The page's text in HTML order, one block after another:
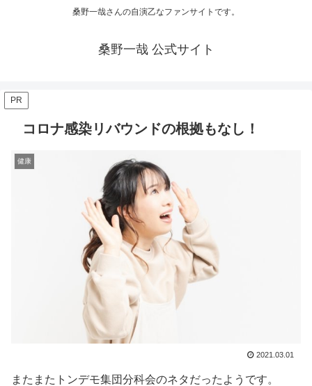
桑野一哉さんの自演乙なファンサイトです。
桑野一哉 公式サイト
PR
コロナ感染リバウンドの根拠もなし！
健康
2021.03.01
またまたトンデモ集団分科会のネタだったようです。